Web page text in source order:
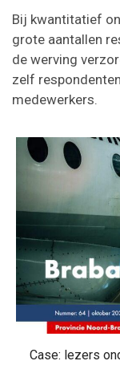
Bij kwantitatief
grote aantallen
de werving
zelf
medewerkers.
Case: lezers